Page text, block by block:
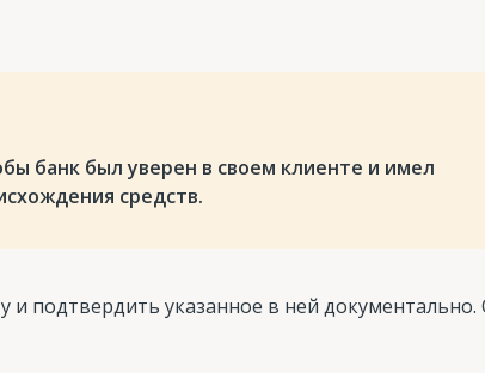
банк был уверен в своем клиенте и имел
средств.
и подтвердить указанное в ней